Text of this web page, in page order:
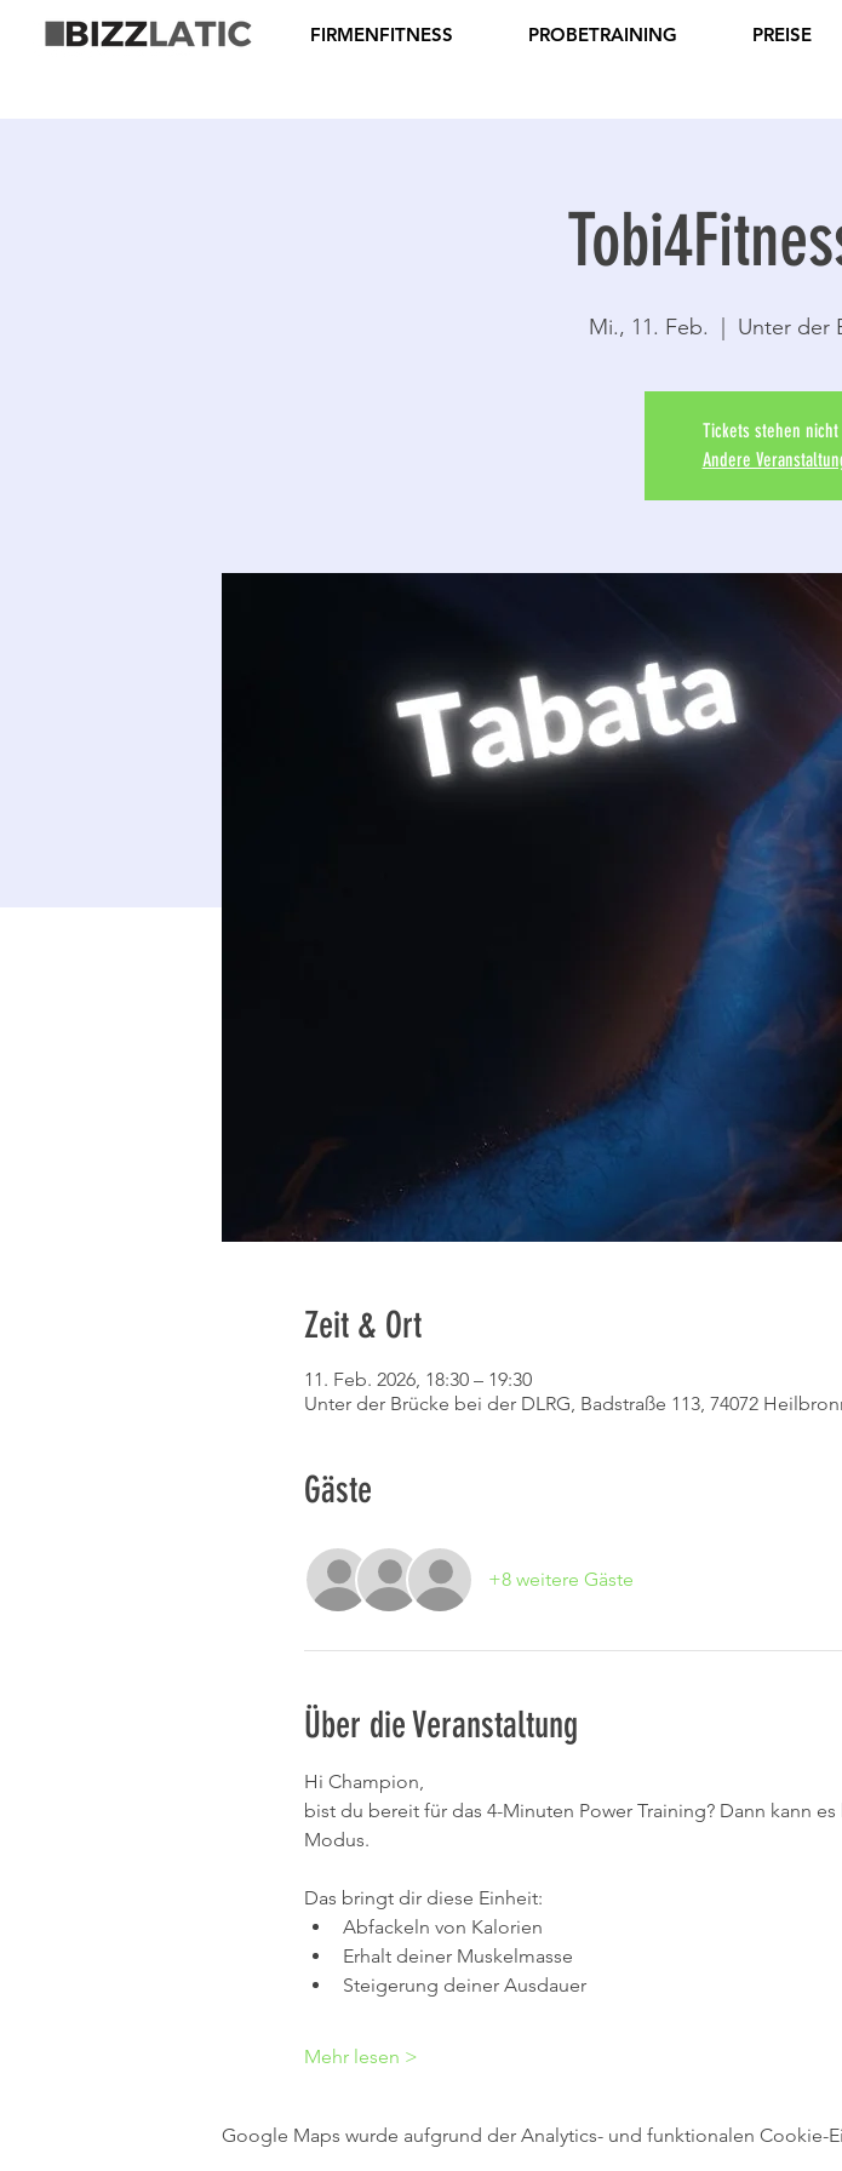
FIRMENFITNESS PROBETRAINING PREISE
Mi., 11. Feb. Unter der
Tickets stehen
Andere
Zeit & Ort
11. Feb. 2026, 18:30 – 19:30
Unter der Brücke bei der DLRG, Badstraße 113, 74072
Gäste
+8 weitere Gäste
Über die Veranstaltung
Hi Champion,
bist du bereit für das 4-Minuten Power Training? Dann kann
Modus.
Das bringt dir diese Einheit:
Abfackeln von Kalorien
Erhalt deiner Muskelmasse
Steigerung deiner Ausdauer
Mehr lesen >
Google Maps wurde aufgrund der Analytics- und funktionalen Cookie-